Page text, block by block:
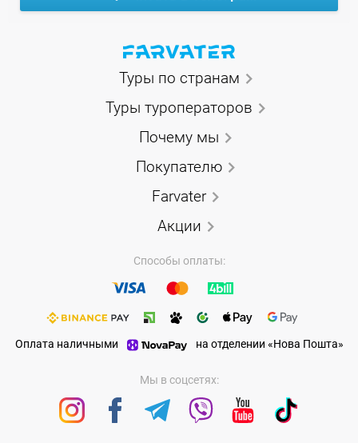
Туры по странам
Туры туроператоров
Почему мы
Покупателю
Farvater
Акции
Способы оплаты:
Оплата наличными на отделении «Нова Пошта»
Мы в соцсетях: